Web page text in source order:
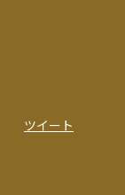
ツイート